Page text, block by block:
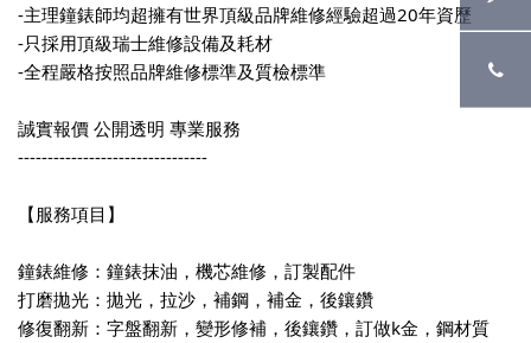
-主理鐘錶師均超擁有世界頂級品牌維修經驗超過20年資歷
-只採用頂級瑞士維修設備及耗材
-全程嚴格按照品牌維修標準及質檢標準
誠實報價 公開透明 專業服務
--------------------------------
【服務項目】
鐘錶維修：鐘錶抹油，機芯維修，訂製配件
打磨拋光：拋光，拉沙，補鋼，補金，後鑲鑽
修復翻新：字盤翻新，變形修補，後鑲鑽，訂做k金，鋼材質